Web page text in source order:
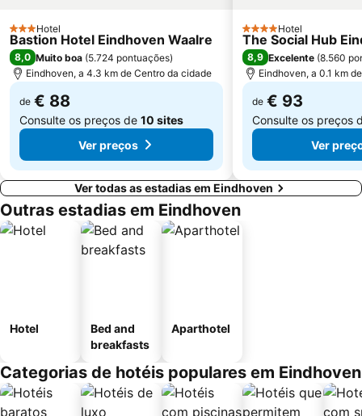
3 Estrelas
Hotel
Bastion Hotel Eindhoven Waalre
8,0 Muito boa (5.724 pontuações)
Eindhoven, a 4.3 km de Centro da cidade
de € 88
Consulte os preços de 10 sites
Ver preços
4 Estrelas
Hotel
The Social Hub
8,9 Excelente (8.560
Eindhoven, a 0.1 km
de € 93
Consulte os preços
Ver
Ver todas as estadias em Eindhoven
Outras estadias em Eindhoven
Hotel
Bed and
breakfasts
Aparthotel
Categorias de hotéis populares em Eindhoven